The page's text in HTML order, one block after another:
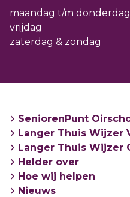
maandag t/m donderdag
vrijdag
zaterdag & zondag
SeniorenPunt
Langer Thuis Wijzer
Langer Thuis Wijzer
Helder over
Hoe wij helpen
Nieuws